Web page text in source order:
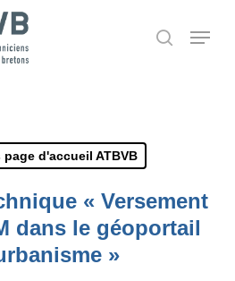
search
Menu
d'accueil ATBVB
« Versement
dans le géoportail
»
cookies